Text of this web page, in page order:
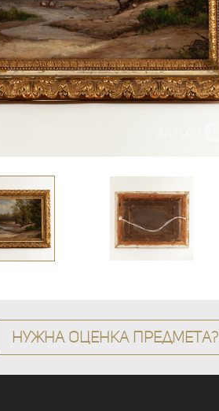
Нужна оценка предмета?